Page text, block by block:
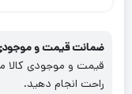
ضمانت قیمت و
قیمت و موجودی کالا
راحت انجام دهید.